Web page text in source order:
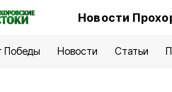
Новости
Победы Новости Статьи